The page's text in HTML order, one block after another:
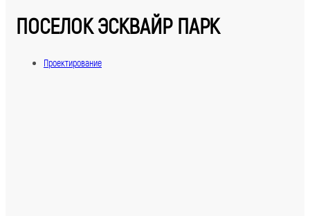
ПОСЕЛОК ЭСКВАЙР ПАРК
Проектирование